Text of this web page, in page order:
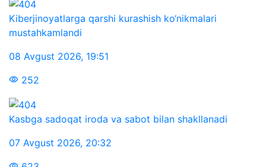
Kiberjinoyatlarga qarshi kurashish ko‘nikmalari
mustahkamlandi
08 Avgust 2026, 19:51
252
Kasbga sadoqat iroda va sabot bilan shakllanadi
07 Avgust 2026, 20:32